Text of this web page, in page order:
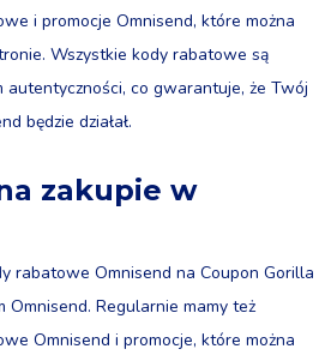
i promocje Omnisend, które można
Wszystkie kody rabatowe są
co gwarantuje, że Twój
będzie działał.
zakupie w
rabatowe Omnisend na Coupon Gorilla
Omnisend. Regularnie mamy też
Omnisend i promocje, które można